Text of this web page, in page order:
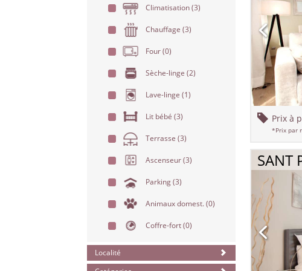
Climatisation(3)
Chauffage(3)
Four(0)
Sèche-linge(2)
Lave-linge(1)
Lit bébé(3)
Terrasse(3)
Ascenseur(3)
Parking(3)
Animaux domest.(0)
Coffre-fort(0)
Localité
Prix à
*Prix par
SANT